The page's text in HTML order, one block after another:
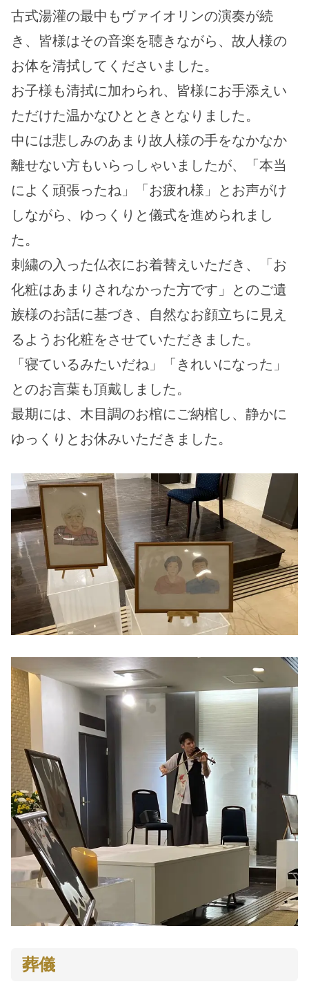
古式湯灌の最中もヴァイオリンの演奏が続
き、皆様はその音楽を聴きながら、故人様の
お体を清拭してくださいました。
お子様も清拭に加わられ、皆様にお手添えい
ただけた温かなひとときとなりました。
中には悲しみのあまり故人様の手をなかなか
離せない方もいらっしゃいましたが、「本当
によく頑張ったね」「お疲れ様」とお声がけ
しながら、ゆっくりと儀式を進められまし
た。
刺繍の入った仏衣にお着替えいただき、「お
化粧はあまりされなかった方です」とのご遺
族様のお話に基づき、自然なお顔立ちに見え
るようお化粧をさせていただきました。
「寝ているみたいだね」「きれいになった」
とのお言葉も頂戴しました。
最期には、木目調のお棺にご納棺し、静かに
ゆっくりとお休みいただきました。
葬儀